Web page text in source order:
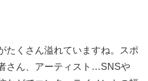
たくさん溢れていますね。スポ
さん、アーティスト…SNSや